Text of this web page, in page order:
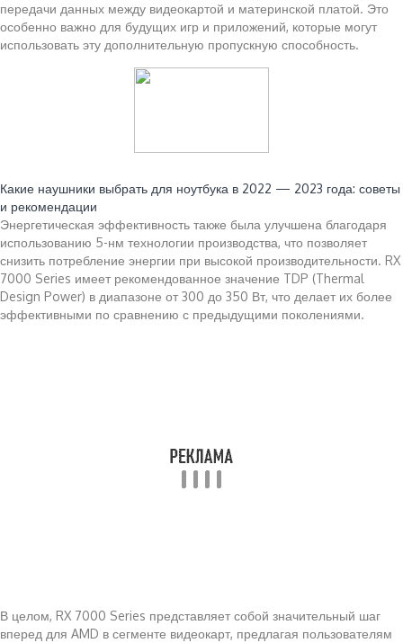
передачи данных между видеокартой и материнской платой. Это
особенно важно для будущих игр и приложений, которые могут
использовать эту дополнительную пропускную способность.
Какие наушники выбрать для ноутбука в 2022 — 2023 года: советы
и рекомендации
Энергетическая эффективность также была улучшена благодаря
использованию 5-нм технологии производства, что позволяет
снизить потребление энергии при высокой производительности. RX
7000 Series имеет рекомендованное значение TDP (Thermal
Design Power) в диапазоне от 300 до 350 Вт, что делает их более
эффективными по сравнению с предыдущими поколениями.
В целом, RX 7000 Series представляет собой значительный шаг
вперед для AMD в сегменте видеокарт, предлагая пользователям